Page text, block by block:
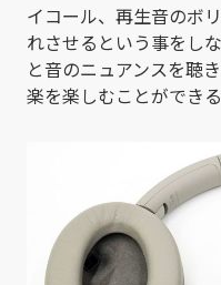
イコール、再生音のボ
れさせるという事をし
と音のニュアンスを聴
楽を楽しむことができる